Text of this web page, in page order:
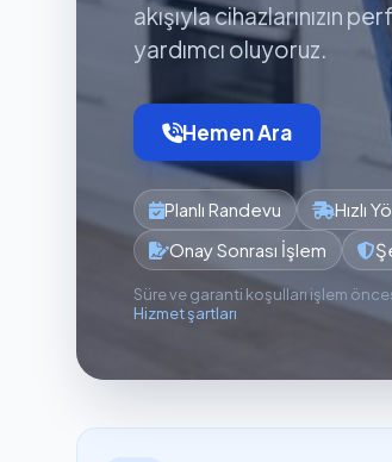
akışıyla cihazlarınızın
yardımcı oluyoruz.
Hemen Ara
Planlı Randevu
Hızlı
Onay Sonrası İşlem
Süre ve garanti koşulları işlem
Hizmet şartları